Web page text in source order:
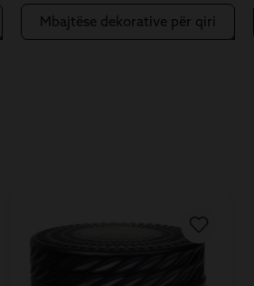
Mbajtëse dekorative për qiri